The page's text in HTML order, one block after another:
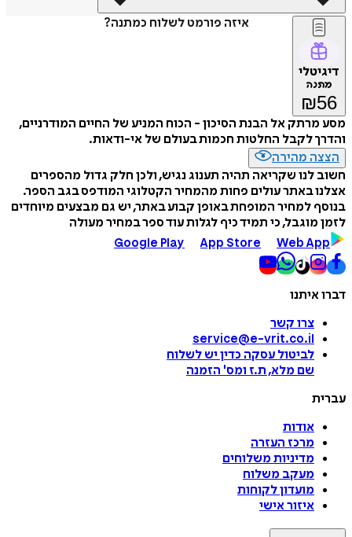
איזה פורמט לשלוח כמתנה?
דיגיטלי
מתנה
₪56
מסע מרתק אל הבנת הסיכון - הכוח המניע של החיים המודרניים,
והדרך לקבל החלטות חכמות בעולם של אי-ודאות.
הצצה מהירה
חשוב לנו שקריאה תהיה תענוג נגיש, ולכן חלק גדול מהספרים
אצלנו באתר עולים פחות מהמחיר הקטלוגי המודפס בגב הספר.
בנוסף למחיר המופחת באופן קבוע באתר, יש גם מבצעים מיוחדים
לזמן מוגבל, כי תמיד כיף לגלות עוד ספר במחיר מעולה
Google Play
App Store Web App
דברו איתנו
צרו קשר
service@e-vrit.co.il
לביטול עסקה כדין יש לשלוח
שם מלא, ת.ז ומס' הזמנה
עברית
אודות
מרכז העזרה
מדיניות משלוחים
מעקב משלוח
מועדון לקוחות
איזור אישי